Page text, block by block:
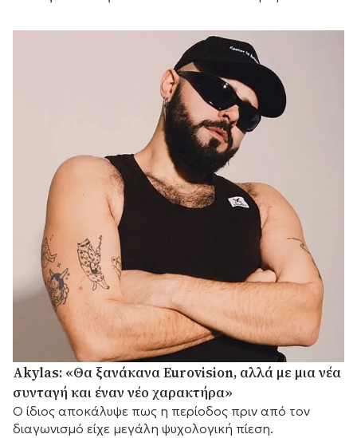
αντίστοιχα
Akylas: «Θα ξανάκανα Eurovision, αλλά με μια νέα
συνταγή και έναν νέο χαρακτήρα»
Ο ίδιος αποκάλυψε πως η περίοδος πριν από τον
διαγωνισμό είχε μεγάλη ψυχολογική πίεση.